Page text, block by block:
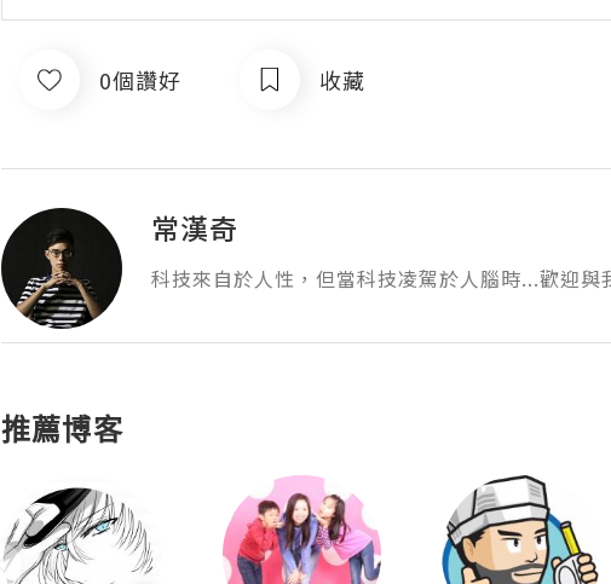
0個讚好 收藏
常漢奇
科技來自於人性，但當科技凌駕於人腦時...歡迎
推薦博客